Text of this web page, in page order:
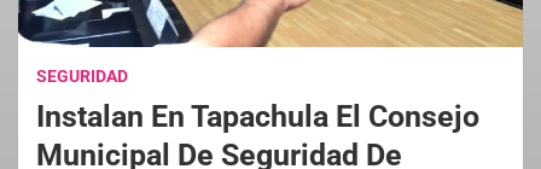
SEGURIDAD
Instalan En Tapachula El Consejo
Municipal De Seguridad De